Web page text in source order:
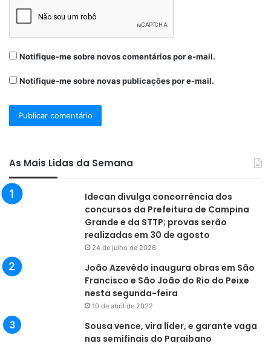
Notifique-me sobre novos comentários por e-mail.
Notifique-me sobre novas publicações por e-mail.
As Mais Lidas da Semana
Idecan divulga concorrência dos
concursos da Prefeitura de Campina
Grande e da STTP; provas serão
realizadas em 30 de agosto
24 de julho de 2026
João Azevêdo inaugura obras em São
Francisco e São João do Rio do Peixe
nesta segunda-feira
10 de abril de 2022
Sousa vence, vira líder, e garante vaga
nas semifinais do Paraibano